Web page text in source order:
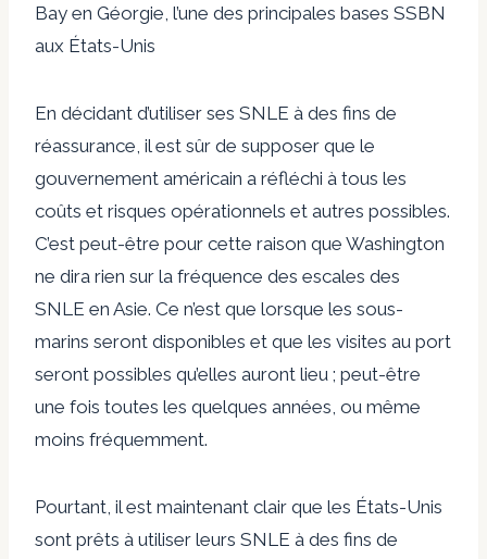
Bay en Géorgie, l’une des principales bases SSBN
aux États-Unis
En décidant d’utiliser ses SNLE à des fins de
réassurance, il est sûr de supposer que le
gouvernement américain a réfléchi à tous les
coûts et risques opérationnels et autres possibles.
C’est peut-être pour cette raison que Washington
ne dira rien sur la fréquence des escales des
SNLE en Asie. Ce n’est que lorsque les sous-
marins seront disponibles et que les visites au port
seront possibles qu’elles auront lieu ; peut-être
une fois toutes les quelques années, ou même
moins fréquemment.
Pourtant, il est maintenant clair que les États-Unis
sont prêts à utiliser leurs SNLE à des fins de